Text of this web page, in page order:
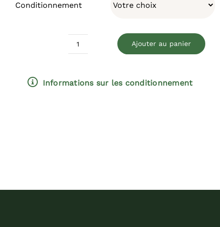
Conditionnement
Ajouter au panier
Informations sur les conditionnement